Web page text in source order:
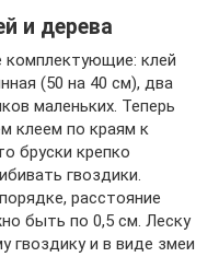
и дерева
комплектующие: клей
(50 на 40 см), два
маленьких. Теперь
клеем по краям к
бруски крепко
гвоздики.
расстояние
быть по 0,5 см. Леску
гвоздику и в виде змеи